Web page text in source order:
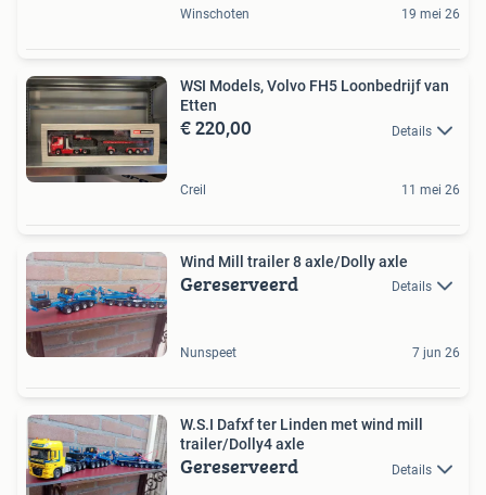
Winschoten 19 mei 26
WSI Models, Volvo FH5 Loonbedrijf van
Etten
€ 220,00 Details
Creil 11 mei 26
Wind Mill trailer 8 axle/Dolly axle
Gereserveerd Details
Nunspeet 7 jun 26
W.S.I Dafxf ter Linden met wind mill
trailer/Dolly4 axle
Gereserveerd Details